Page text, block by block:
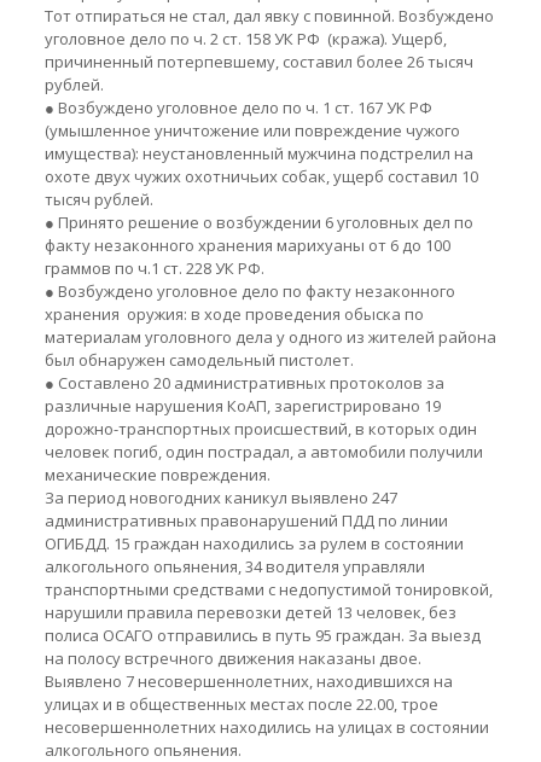
Тот отпираться не стал, дал явку с повинной. Возбуждено
уголовное дело по ч. 2 ст. 158 УК РФ (кража). Ущерб,
причиненный потерпевшему, составил более 26 тысяч
рублей.
● Возбуждено уголовное дело по ч. 1 ст. 167 УК РФ
(умышленное уничтожение или повреждение чужого
имущества): неустановленный мужчина подстрелил на
охоте двух чужих охотничьих собак, ущерб составил 10
тысяч рублей.
● Принято решение о возбуждении 6 уголовных дел по
факту незаконного хранения марихуаны от 6 до 100
граммов по ч.1 ст. 228 УК РФ.
● Возбуждено уголовное дело по факту незаконного
хранения оружия: в ходе проведения обыска по
материалам уголовного дела у одного из жителей района
был обнаружен самодельный пистолет.
● Составлено 20 административных протоколов за
различные нарушения КоАП, зарегистрировано 19
дорожно-транспортных происшествий, в которых один
человек погиб, один пострадал, а автомобили получили
механические повреждения.
За период новогодних каникул выявлено 247
административных правонарушений ПДД по линии
ОГИБДД. 15 граждан находились за рулем в состоянии
алкогольного опьянения, 34 водителя управляли
транспортными средствами с недопустимой тонировкой,
нарушили правила перевозки детей 13 человек, без
полиса ОСАГО отправились в путь 95 граждан. За выезд
на полосу встречного движения наказаны двое.
Выявлено 7 несовершеннолетних, находившихся на
улицах и в общественных местах после 22.00, трое
несовершеннолетних находились на улицах в состоянии
алкогольного опьянения.